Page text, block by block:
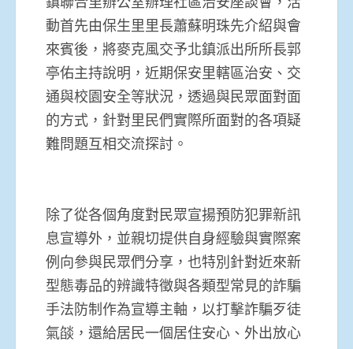
動首先由保生里里長蕭蘇明珠先介紹與會
來賓後，將麥克風交予北鎮派出所所長郭
亭佑主持說明，近期保安里轄區治安、交
通與校園安全等狀況，透過與民眾面對面
的方式，針對里民們實際所面對的各項疑
難問題互相交流探討。
除了從各個角度對民眾宣揚預防犯罪新訊
息宣導外，並親切提供自身經驗與實際案
例向參與民眾們分享，也特別針對近來新
型態毒品的辨識特徵與各類型常見的詐騙
手法防制作為宣導主軸，以打擊詐騙歹徒
氣燄，還給居民一個居住安心、外出放心